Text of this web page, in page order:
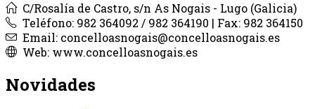
C/Rosalía de Castro, s/n As Nogais - Lugo (Galicia)
Teléfono: 982 364092 / 982 364190 | Fax: 982 364150
Email: concelloasnogais@concelloasnogais.es
Web: www.concelloasnogais.es
Novidades